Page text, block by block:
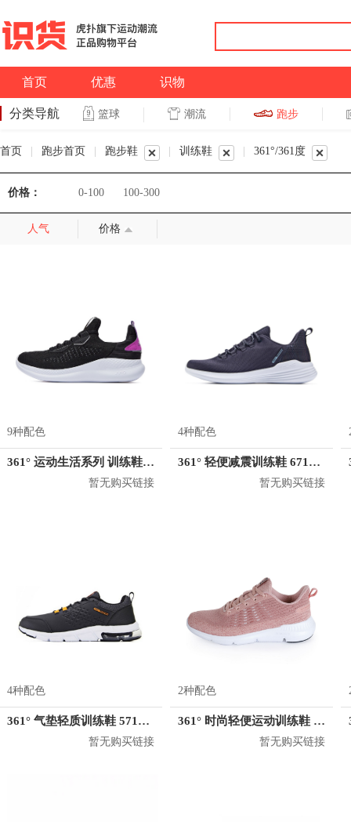
首页 优惠 识物
分类导航 篮球 潮流 跑步
首页 跑步首页 跑步鞋 训练鞋 361°/361度
价格： 0-100 100-300
人气 价格
9种配色
361° 运动生活系列 训练鞋 582134412
暂无购买链接
4种配色
361° 轻便减震训练鞋 671832275
暂无购买链接
4种配色
361° 气垫轻质训练鞋 571844418
暂无购买链接
2种配色
361° 时尚轻便运动训练鞋 581944422
暂无购买链接